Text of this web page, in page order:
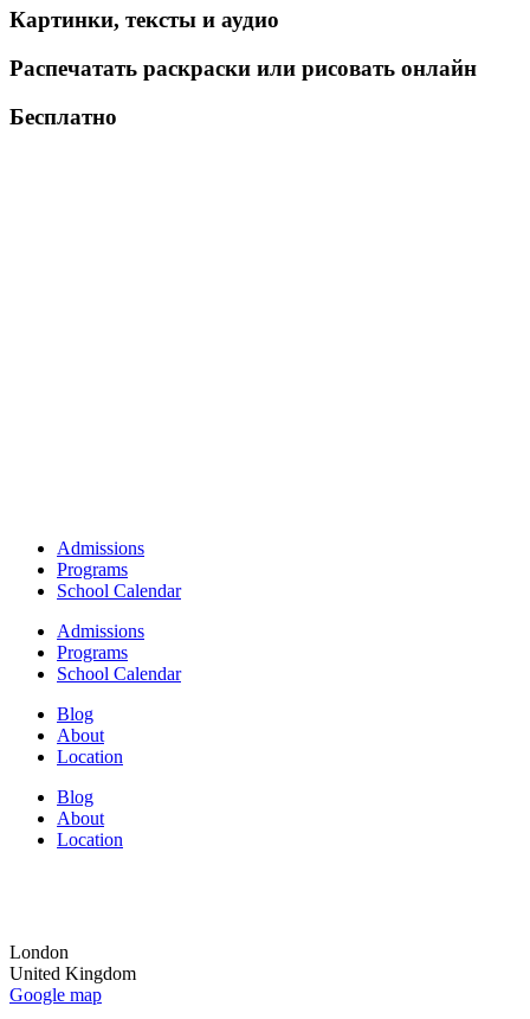
Картинки, тексты и аудио
Распечатать раскраски или рисовать онлайн
Бесплатно
Admissions
Programs
School Calendar
Admissions
Programs
School Calendar
Blog
About
Location
Blog
About
Location
London
United Kingdom
Google map